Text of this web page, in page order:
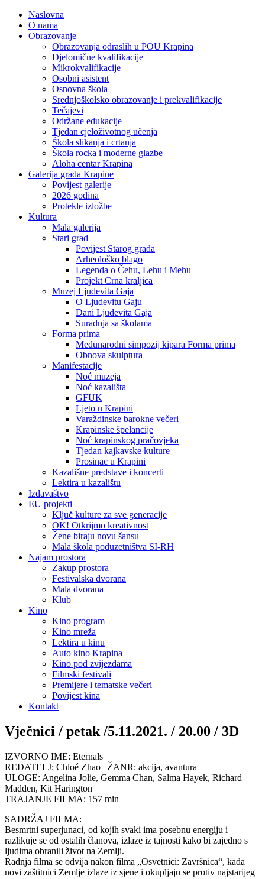
Naslovna
O nama
Obrazovanje
Obrazovanja odraslih u POU Krapina
Djelomične kvalifikacije
Mikrokvalifikacije
Osobni asistent
Osnovna škola
Srednjoškolsko obrazovanje i prekvalifikacije
Tečajevi
Održane edukacije
Tjedan cjeloživotnog učenja
Škola slikanja i crtanja
Škola rocka i moderne glazbe
Aloha centar Krapina
Galerija grada Krapine
Povijest galerije
2026 godina
Protekle izložbe
Kultura
Mala galerija
Stari grad
Povijest Starog grada
Arheološko blago
Legenda o Čehu, Lehu i Mehu
Projekt Crna kraljica
Muzej Ljudevita Gaja
O Ljudevitu Gaju
Dani Ljudevita Gaja
Suradnja sa školama
Forma prima
Međunarodni simpozij kipara Forma prima
Obnova skulptura
Manifestacije
Noć muzeja
Noć kazališta
GFUK
Ljeto u Krapini
Varaždinske barokne večeri
Krapinske špelancije
Noć krapinskog pračovjeka
Tjedan kajkavske kulture
Prosinac u Krapini
Kazališne predstave i koncerti
Lektira u kazalištu
Izdavaštvo
EU projekti
Ključ kulture za sve generacije
OK! Otkrijmo kreativnost
Žene biraju novu šansu
Mala škola poduzetništva SI-RH
Najam prostora
Zakup prostora
Festivalska dvorana
Mala dvorana
Klub
Kino
Kino program
Kino mreža
Lektira u kinu
Auto kino Krapina
Kino pod zvijezdama
Filmski festivali
Premijere i tematske večeri
Povijest kina
Kontakt
Vječnici / petak /5.11.2021. / 20.00 / 3D
IZVORNO IME: Eternals
REDATELJ: Chloé Zhao | ŽANR: akcija, avantura
ULOGE: Angelina Jolie, Gemma Chan, Salma Hayek, Richard
Madden, Kit Harington
TRAJANJE FILMA: 157 min
SADRŽAJ FILMA:
Besmrtni superjunaci, od kojih svaki ima posebnu energiju i
razlikuje se od ostalih članova, izlaze iz tajnosti kako bi zajedno s
ljudima obranili život na Zemlji.
Radnja filma se odvija nakon filma „Osvetnici: Završnica“, kada
novi zaštitnici Zemlje izlaze iz sjene i okupljaju se protiv najstarijeg